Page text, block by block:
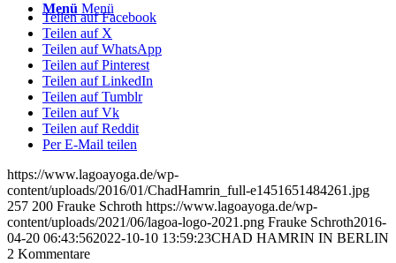
Menü Menü
Teilen auf Facebook
Teilen auf X
Teilen auf WhatsApp
Teilen auf Pinterest
Teilen auf LinkedIn
Teilen auf Tumblr
Teilen auf Vk
Teilen auf Reddit
Per E-Mail teilen
https://www.lagoayoga.de/wp-
content/uploads/2016/01/ChadHamrin_full-e1451651484261.jpg
257 200 Frauke Schroth https://www.lagoayoga.de/wp-
content/uploads/2021/06/lagoa-logo-2021.png Frauke Schroth2016-
04-20 06:43:562022-10-10 13:59:23CHAD HAMRIN IN BERLIN
2 Kommentare